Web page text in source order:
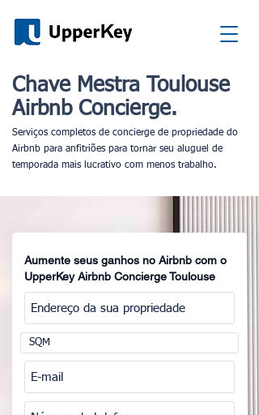
Chave Mestra Toulouse
Airbnb Concierge.
Serviços completos de concierge de propriedade do
Airbnb para anfitriões para tornar seu aluguel de
temporada mais lucrativo com menos trabalho.
Aumente seus ganhos no Airbnb com o
UpperKey Airbnb Concierge Toulouse